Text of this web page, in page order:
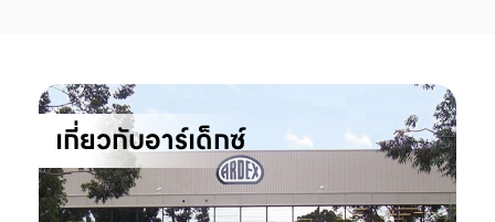
เกี่ยวกับอาร์เด็กซ์